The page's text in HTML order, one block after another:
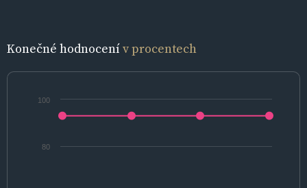
Konečné hodnocenív procentech
80
100